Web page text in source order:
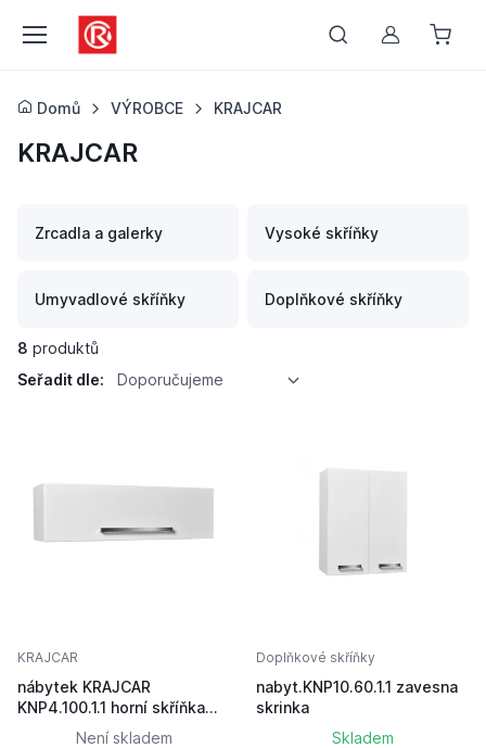
Můj účet
Domů VÝROBCE KRAJCAR
KRAJCAR
Zrcadla a galerky Vysoké skříňky
Umyvadlové skříňky Doplňkové skříňky
8 produktů
Seřadit dle:
Doporučujeme
KRAJCAR
nábytek KRAJCAR
KNP4.100.1.1 horní skříňka
bílá + úchyt PALACE CR
Není skladem
Doplňkové skříňky
nabyt.KNP10.60.1.1 zavesna
skrinka
Skladem